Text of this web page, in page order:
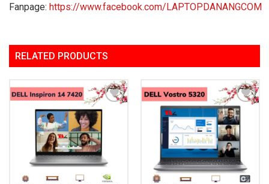
Fanpage: https://www.facebook.com/LAPTOPDANANGCOM
RELATED PRODUCTS
Add to
Wishlist
Add to
Wishlist